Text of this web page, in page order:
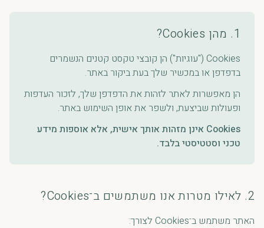
1. מהן Cookies?
Cookies ("עוגיות") הן קובצי טקסט קטנים הנשמרים
בדפדפן או במכשיר שלך בעת ביקור באתר.
הן מאפשרות לאתר לזהות את הדפדפן שלך, לזכור העדפות
ופעולות שביצעת, ולשפר את אופן השימוש באתר.
Cookies אינן מזהות אותך אישית, אלא אוספות מידע
טכני וסטטיסטי בלבד.
2. לאילו מטרות אנו משתמשים ב־Cookies?
האתר משתמש ב־Cookies לצורך: